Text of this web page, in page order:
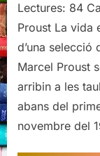
Lectures: 84
Proust La vida
d’una selecció
Marcel Proust
arribin a les
abans del
novembre del